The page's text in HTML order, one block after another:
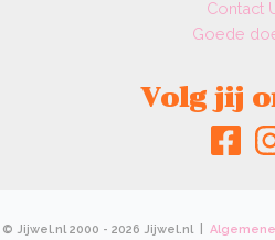
Contact
Goede
Volg jij
© Jijwel.nl 2000 - 2026 Jijwel.nl |